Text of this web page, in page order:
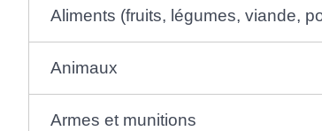
Aliments (fruits, légumes, viande,
Animaux
Armes et munitions